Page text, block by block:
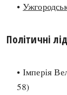
•
Політичні
• Імперія
58)